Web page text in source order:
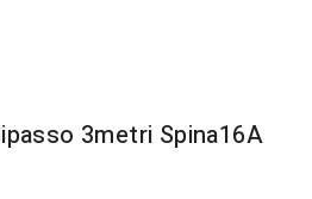
3metri Spina16A